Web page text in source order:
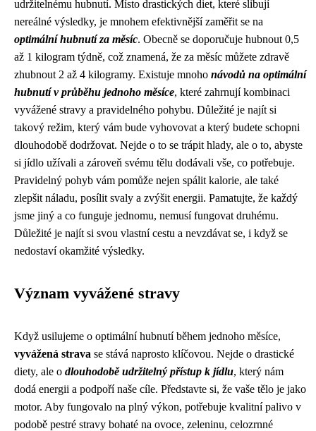
udržitelnému hubnutí. Místo drastických diet, které slibují
nereálné výsledky, je mnohem efektivnější zaměřit se na
optimální hubnutí za měsíc. Obecně se doporučuje hubnout 0,5
až 1 kilogram týdně, což znamená, že za měsíc můžete zdravě
zhubnout 2 až 4 kilogramy. Existuje mnoho návodů na optimální
hubnutí v průběhu jednoho měsíce, které zahrnují kombinaci
vyvážené stravy a pravidelného pohybu. Důležité je najít si
takový režim, který vám bude vyhovovat a který budete schopni
dlouhodobě dodržovat. Nejde o to se trápit hlady, ale o to, abyste
si jídlo užívali a zároveň svému tělu dodávali vše, co potřebuje.
Pravidelný pohyb vám pomůže nejen spálit kalorie, ale také
zlepšit náladu, posílit svaly a zvýšit energii. Pamatujte, že každý
jsme jiný a co funguje jednomu, nemusí fungovat druhému.
Důležité je najít si svou vlastní cestu a nevzdávat se, i když se
nedostaví okamžité výsledky.
Význam vyvážené stravy
Když usilujeme o optimální hubnutí během jednoho měsíce,
vyvážená strava se stává naprosto klíčovou. Nejde o drastické
diety, ale o dlouhodobě udržitelný přístup k jídlu, který nám
dodá energii a podpoří naše cíle. Představte si, že vaše tělo je jako
motor. Aby fungovalo na plný výkon, potřebuje kvalitní palivo v
podobě pestré stravy bohaté na ovoce, zeleninu, celozrnné